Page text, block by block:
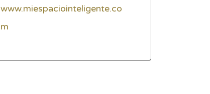
www.miespaciointeligente.co
m